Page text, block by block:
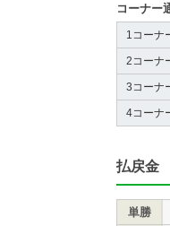
コーナー
1コーナ
2コーナ
3コーナ
4コーナ
払戻金
単勝